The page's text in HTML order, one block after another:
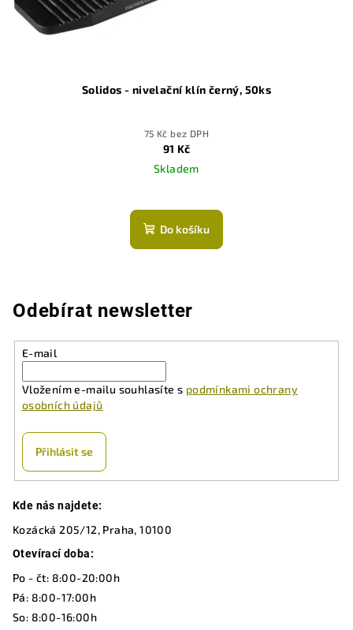
Solidos - nivelační klín černý, 50ks
75 Kč bez DPH
91 Kč
Skladem
Do košíku
Odebírat newsletter
E-mail
Vložením e-mailu souhlasíte s podmínkami ochrany
osobních údajů
Přihlásit se
Kde nás najdete:
Kozácká 205/12, Praha, 10100
Otevírací doba:
Po - čt: 8:00-20:00h
Pá: 8:00-17:00h
So: 8:00-16:00h